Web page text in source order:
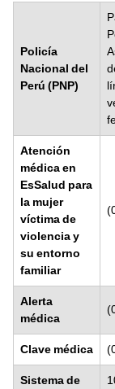
Policía
Nacional del
Perú (PNP)
Atención
médica en
EsSalud para
la mujer
víctima de
violencia y
su entorno
familiar
Alerta
médica
Clave médica
Sistema de